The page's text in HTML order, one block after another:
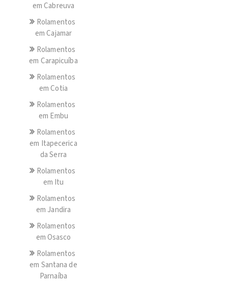
em Cabreuva
Rolamentos
em Cajamar
Rolamentos
em Carapicuíba
Rolamentos
em Cotia
Rolamentos
em Embu
Rolamentos
em Itapecerica
da Serra
Rolamentos
em Itu
Rolamentos
em Jandira
Rolamentos
em Osasco
Rolamentos
em Santana de
Parnaíba